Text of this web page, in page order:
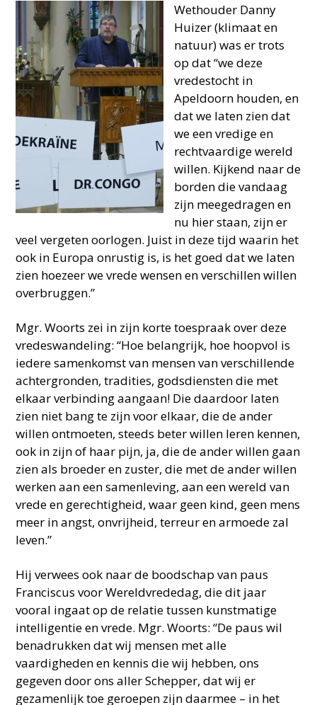
Wethouder Danny
Huizer (klimaat en
natuur) was er trots
op dat “we deze
vredestocht in
Apeldoorn houden, en
dat we laten zien dat
we een vredige en
rechtvaardige wereld
willen. Kijkend naar de
borden die vandaag
zijn meegedragen en
nu hier staan, zijn er
veel vergeten oorlogen. Juist in deze tijd waarin het
ook in Europa onrustig is, is het goed dat we laten
zien hoezeer we vrede wensen en verschillen willen
overbruggen.”
Mgr. Woorts zei in zijn korte toespraak over deze
vredeswandeling: “Hoe belangrijk, hoe hoopvol is
iedere samenkomst van mensen van verschillende
achtergronden, tradities, godsdiensten die met
elkaar verbinding aangaan! Die daardoor laten
zien niet bang te zijn voor elkaar, die de ander
willen ontmoeten, steeds beter willen leren kennen,
ook in zijn of haar pijn, ja, die de ander willen gaan
zien als broeder en zuster, die met de ander willen
werken aan een samenleving, aan een wereld van
vrede en gerechtigheid, waar geen kind, geen mens
meer in angst, onvrijheid, terreur en armoede zal
leven.”
Hij verwees ook naar de boodschap van paus
Franciscus voor Wereldvrededag, die dit jaar
vooral ingaat op de relatie tussen kunstmatige
intelligentie en vrede. Mgr. Woorts: “De paus wil
benadrukken dat wij mensen met alle
vaardigheden en kennis die wij hebben, ons
gegeven door ons aller Schepper, dat wij er
gezamenlijk toe geroepen zijn daarmee – in het